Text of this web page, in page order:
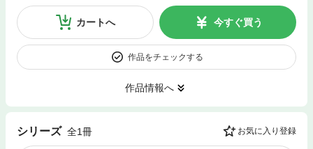
カートへ 今すぐ買う
作品をチェックする
作品情報へ
シリーズ 全1冊 お気に入り登録